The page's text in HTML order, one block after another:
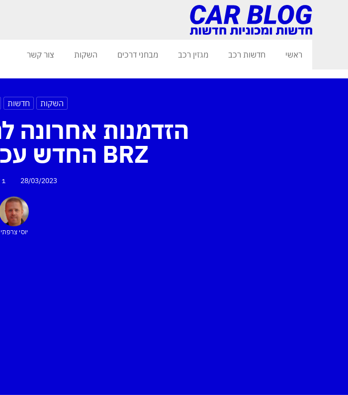
ראשי חדשות רכב מגזין רכב מבחני דרכים השקות צור קשר
השקות חדשות
הזדמנות אחרונה
BRZ החדש עכשיו בישראל
28/03/2023 1 דק'
יוסי צרפתי